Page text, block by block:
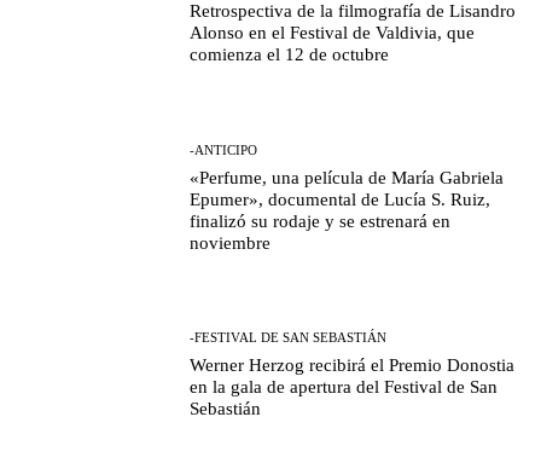
Retrospectiva de la filmografía de Lisandro
Alonso en el Festival de Valdivia, que
comienza el 12 de octubre
-ANTICIPO
«Perfume, una película de María Gabriela
Epumer», documental de Lucía S. Ruiz,
finalizó su rodaje y se estrenará en
noviembre
-FESTIVAL DE SAN SEBASTIÁN
Werner Herzog recibirá el Premio Donostia
en la gala de apertura del Festival de San
Sebastián